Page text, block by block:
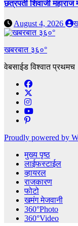
छत्रपती शिवाजी महाराज
August 4, 2026
खबरबात ३६०°
वेबसाईड विश्वात प्रथमच
Proudly powered by
मुख्य पृष्ठ
लाईफस्टाईल
व्हायरल
राजकारण
फोटो
खमंग मेजवानी
360°Photo
360°Video